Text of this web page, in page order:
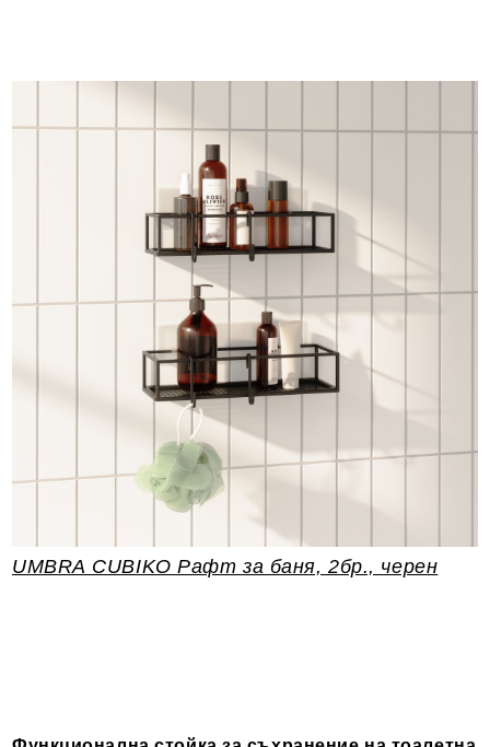
UMBRA CUBIKO Рафт за баня, 2бр., черен